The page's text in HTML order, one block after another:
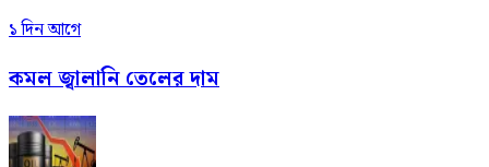
১ দিন আগে
কমল জ্বালানি তেলের দাম